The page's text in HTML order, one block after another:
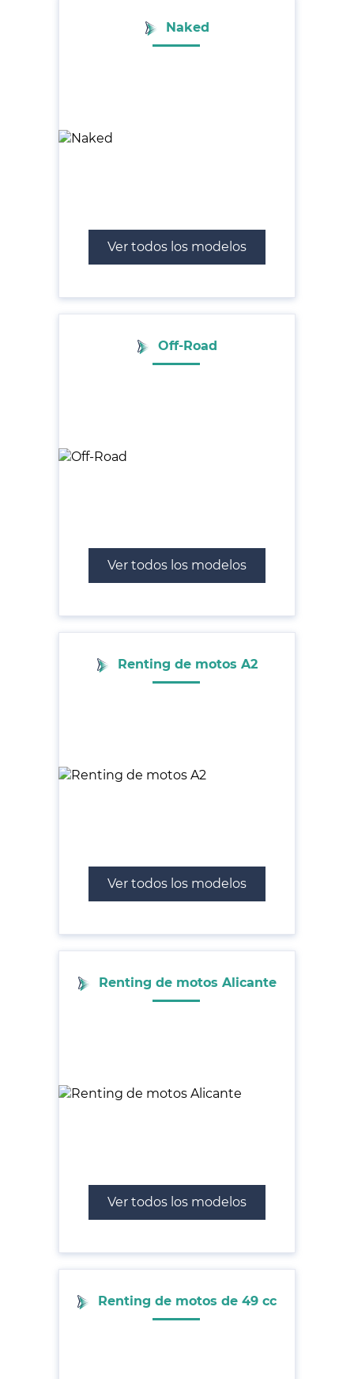
Naked
Ver todos los modelos
Off-Road
Ver todos los modelos
Renting de motos A2
Ver todos los modelos
Renting de motos Alicante
Ver todos los modelos
Renting de motos de 49 cc